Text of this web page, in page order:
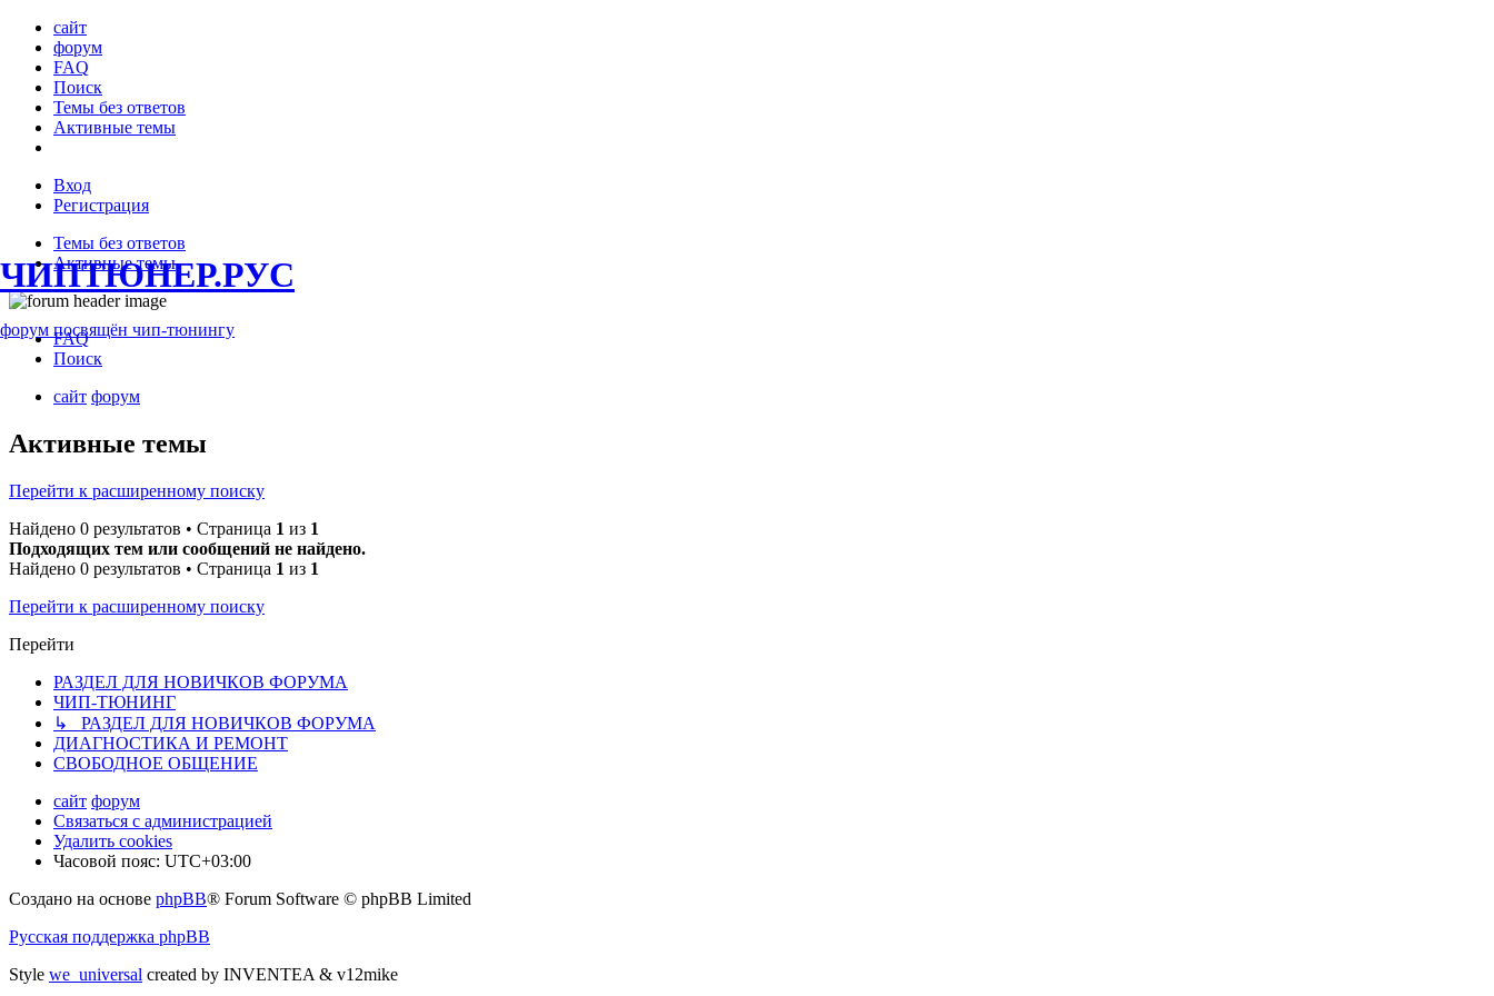
сайт
форум
FAQ
Поиск
Темы без ответов
Активные темы
Вход
Регистрация
Темы без ответов
Активные темы
ЧИПТЮНЕР.РУС
форум посвящён чип-тюнингу
FAQ
Поиск
сайт форум
Активные темы
Перейти к расширенному поиску
Найдено 0 результатов • Страница 1 из 1
Подходящих тем или сообщений не найдено.
Найдено 0 результатов • Страница 1 из 1
Перейти к расширенному поиску
Перейти
РАЗДЕЛ ДЛЯ НОВИЧКОВ ФОРУМА
ЧИП-ТЮНИНГ
↳ РАЗДЕЛ ДЛЯ НОВИЧКОВ ФОРУМА
ДИАГНОСТИКА И РЕМОНТ
СВОБОДНОЕ ОБЩЕНИЕ
сайт форум
Связаться с администрацией
Удалить cookies
Часовой пояс: UTC+03:00
Создано на основе phpBB® Forum Software © phpBB Limited
Русская поддержка phpBB
Style we_universal created by INVENTEA & v12mike